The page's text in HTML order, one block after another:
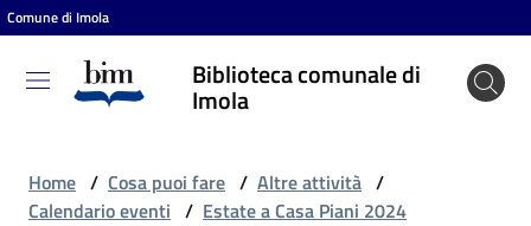
Vai al contenuto
Vai alla navigazione
Vai al footer
Comune di Imola
Biblioteca comunale di
Imola
Biblioteca
comunale
Home / Cosa puoi fare / Altre attività /
Calendario eventi / Estate a Casa Piani 2024